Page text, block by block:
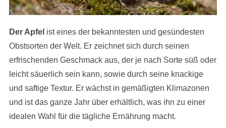
Der Apfel ist eines der bekanntesten und gesündesten
Obstsorten der Welt. Er zeichnet sich durch seinen
erfrischenden Geschmack aus, der je nach Sorte süß oder
leicht säuerlich sein kann, sowie durch seine knackige
und saftige Textur. Er wächst in gemäßigten Klimazonen
und ist das ganze Jahr über erhältlich, was ihn zu einer
idealen Wahl für die tägliche Ernährung macht.